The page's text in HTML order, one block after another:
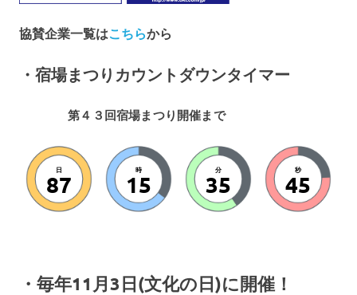
協賛企業一覧はこちらから
・宿場まつりカウントダウンタイマー
第４３回宿場まつり開催まで
日
87
時
15
分
35
秒
43
・毎年11月3日(文化の日)に開催！